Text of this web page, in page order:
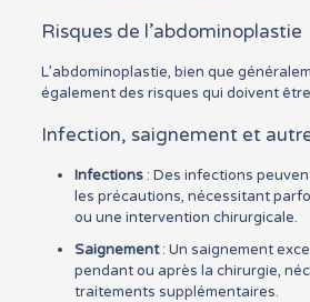
Risques de l’abdominoplastie
L’abdominoplastie, bien que
également des risques qui doivent
Infection, saignement et
Infections: Des infections
les précautions, nécessitant
ou une intervention chirurgicale.
Saignement: Un saignement
pendant ou après la chirurgie,
traitements supplémentaires.